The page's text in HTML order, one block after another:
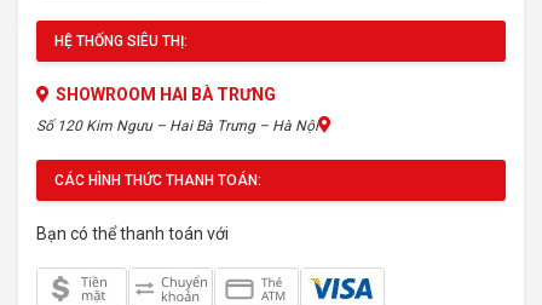
HỆ THỐNG SIÊU THỊ:
SHOWROOM HAI BÀ TRƯNG
Số 120 Kim Ngưu – Hai Bà Trưng – Hà Nội
CÁC HÌNH THỨC THANH TOÁN:
Bạn có thể thanh toán với